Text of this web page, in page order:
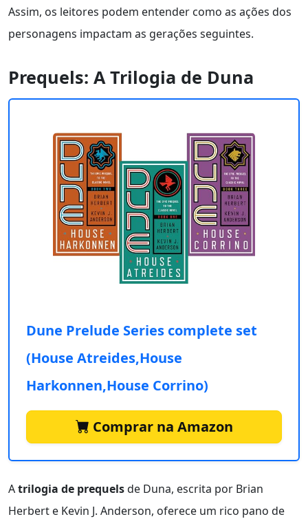
Assim, os leitores podem entender como as ações dos
personagens impactam as gerações seguintes.
Prequels: A Trilogia de Duna
Dune Prelude Series complete set
(House Atreides,House
Harkonnen,House Corrino)
Comprar na Amazon
Atrilogia de prequelsde Duna, escrita por Brian
Herbert e Kevin J. Anderson, oferece um rico pano de